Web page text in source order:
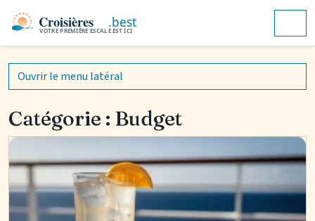
Menu
Catégorie : Budget
Ouvrir le menu latéral